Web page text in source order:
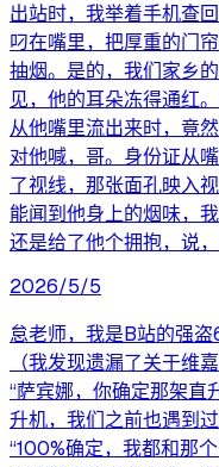
出站时，我举着手机查
叼在嘴里，把厚重的门
抽烟。是的，我们家乡
见，他的耳朵冻得通红
从他嘴里流出来时，竟
对他喊，哥。身份证从
了视线，那张面孔映入
能闻到他身上的烟味，
还是给了他个拥抱，说，
2026/5/5
怠老师，我是B站的强
（我发现遗漏了关于维
“萨宾娜，你确定那架直
升机，我们之前也遇到
“100%确定，我都和那